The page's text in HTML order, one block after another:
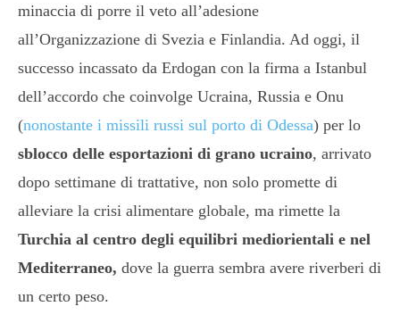
minaccia di porre il veto all’adesione
all’Organizzazione di Svezia e Finlandia. Ad oggi, il
successo incassato da Erdogan con la firma a Istanbul
dell’accordo che coinvolge Ucraina, Russia e Onu
(nonostante i missili russi sul porto di Odessa) per lo
sblocco delle esportazioni di grano ucraino, arrivato
dopo settimane di trattative, non solo promette di
alleviare la crisi alimentare globale, ma rimette la
Turchia al centro degli equilibri mediorientali e nel
Mediterraneo, dove la guerra sembra avere riverberi di
un certo peso.